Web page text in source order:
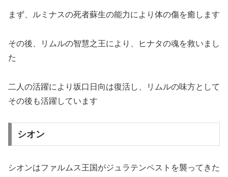
まず、ルミナスの死者蘇生の能力により体の傷を癒します
その後、リムルの智慧之王により、ヒナタの魂を救いまし
た
二人の活躍により坂口日向は復活し、リムルの味方として
その後も活躍しています
シオン
シオンはファルムス王国がジュラテンペストを襲ってきた